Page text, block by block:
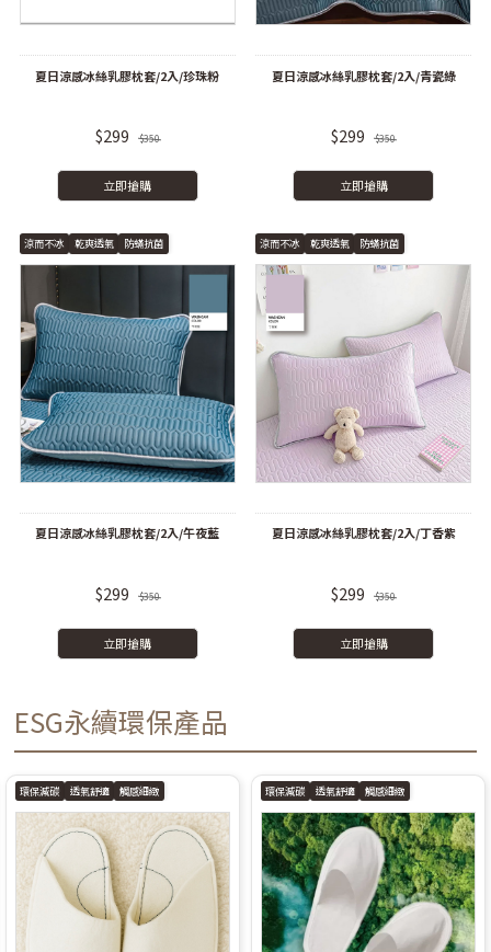
夏日涼感冰絲乳膠枕套/2入/珍珠粉
$299 $350
立即搶購
夏日涼感冰絲乳膠枕套/2入/青瓷綠
$299 $350
立即搶購
涼而不冰 乾爽透氣 防蟎抗菌
夏日涼感冰絲乳膠枕套/2入/午夜藍
$299 $350
立即搶購
涼而不冰 乾爽透氣 防蟎抗菌
夏日涼感冰絲乳膠枕套/2入/丁香紫
$299 $350
立即搶購
ESG永續環保產品
環保減碳 透氣舒適 觸感細緻 環保減碳 透氣舒適 觸感細緻